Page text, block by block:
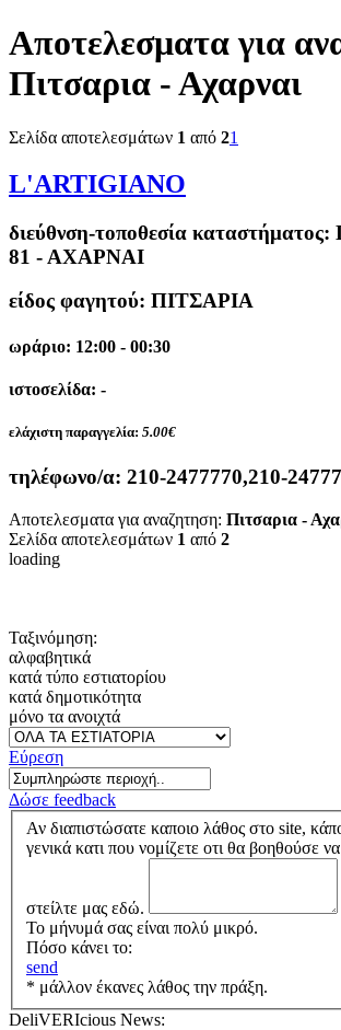
Αποτελεσματα για
Πιτσαρια - Αχαρναι
Σελίδα αποτελεσμάτων 1 από 21
L'ARTIGIANO
διεύθνση-τοποθεσία καταστήματος:
81 - ΑΧΑΡΝΑΙ
είδος φαγητού: ΠΙΤΣΑΡΙΑ
ωράριο: 12:00 - 00:30
ιστοσελίδα: -
ελάχιστη παραγγελία: 5.00€
τηλέφωνο/α: 210-2477770,210-
Αποτελεσματα για αναζητηση: Πιτσαρια -
Σελίδα αποτελεσμάτων 1 από 2
loading
Ταξινόμηση:
αλφαβητικά
κατά τύπο εστιατορίου
κατά δημοτικότητα
μόνο τα ανοιχτά
Εύρεση
Δώσε feedback
Αν διαπιστώσατε καποιο λάθος στο site,
γενικά κατι που νομίζετε οτι θα βοηθούσε
στείλτε μας εδώ.
Το μήνυμά σας είναι πολύ μικρό.
Πόσο κάνει το:
send
* μάλλον έκανες λάθος την πράξη.
DeliVERIcious News: